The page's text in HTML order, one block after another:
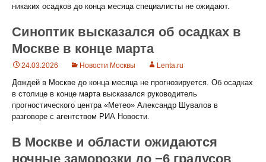
никаких осадков до конца месяца специалисты не ожидают.
Синоптик высказался об осадках в
Москве в конце марта
24.03.2026 Новости Москвы Lenta.ru
Дождей в Москве до конца месяца не прогнозируется. Об осадках
в столице в конце марта высказался руководитель
прогностического центра «Метео» Александр Шувалов в
разговоре с агентством РИА Новости.
В Москве и области ожидаются
ночные заморозки до −6 градусов